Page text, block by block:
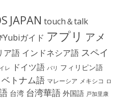
JAPAN touch＆talk
Yubiガイド アプリ アメ
ア語 インドネシア語 スペイ
レ ドイツ語 パリ フィリピン語
ベトナム語 マレーシア メキシコ ロ
台湾 台湾華語 外国語 戸加里康